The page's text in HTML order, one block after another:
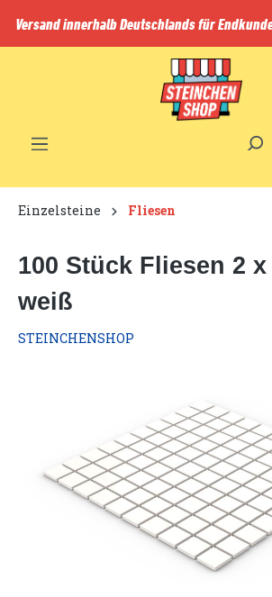
springen
Versand innerhalb Deutschlands für
Einzelsteine Fliesen
100 Stück Fliesen 2
weiß
STEINCHENSHOP